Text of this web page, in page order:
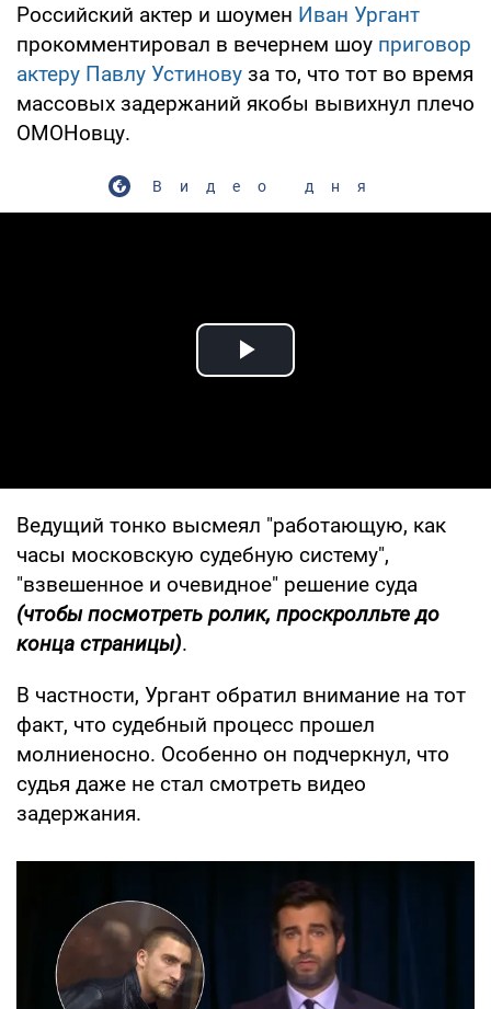
Российский актер и шоумен Иван Ургант
прокомментировал в вечернем шоу приговор
актеру Павлу Устинову за то, что тот во время
массовых задержаний якобы вывихнул плечо
ОМОНовцу.
Видео дня
Play Video
Ведущий тонко высмеял "работающую, как
часы московскую судебную систему",
"взвешенное и очевидное" решение суда
(чтобы посмотреть ролик, проскролльте до
конца страницы).
В частности, Ургант обратил внимание на тот
факт, что судебный процесс прошел
молниеносно. Особенно он подчеркнул, что
судья даже не стал смотреть видео
задержания.